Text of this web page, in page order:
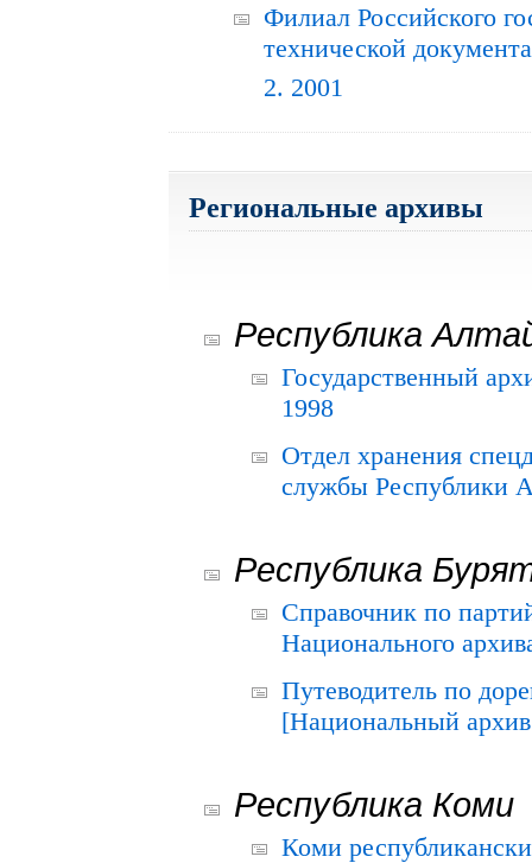
Филиал Российского
технической
2. 2001
Региональные архивы
Республика
Государственный
1998
Отдел хранения
службы Республики
Республика
Справочник по
Национального
Путеводитель по
[Национальный
Республика Коми
Коми